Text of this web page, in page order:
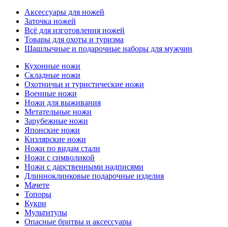
Аксессуары для ножей
Заточка ножей
Всё для изготовления ножей
Товары для охоты и туризма
Шашлычные и подарочные наборы для мужчин
Кухонные ножи
Складные ножи
Охотничьи и туристические ножи
Военные ножи
Ножи для выживания
Метательные ножи
Зарубежные ножи
Японские ножи
Кизлярские ножи
Ножи по видам стали
Ножи с символикой
Ножи с дарственными надписями
Длинноклинковые подарочные изделия
Мачете
Топоры
Кукри
Мультитулы
Опасные бритвы и аксессуары